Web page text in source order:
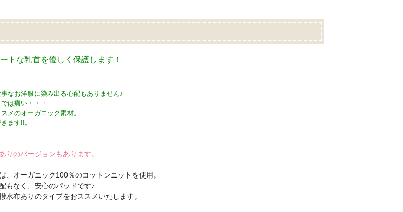
トな乳首を優しく保護します！
なお洋服に染み出る心配もありません♪
は痛い・・・
メのオーガニック素材。
ます!!。
りのバージョンもあります。
、オーガニック100％のコットンニットを使用。
もなく、安心のパッドです♪
水布ありのタイプをおススメいたします。